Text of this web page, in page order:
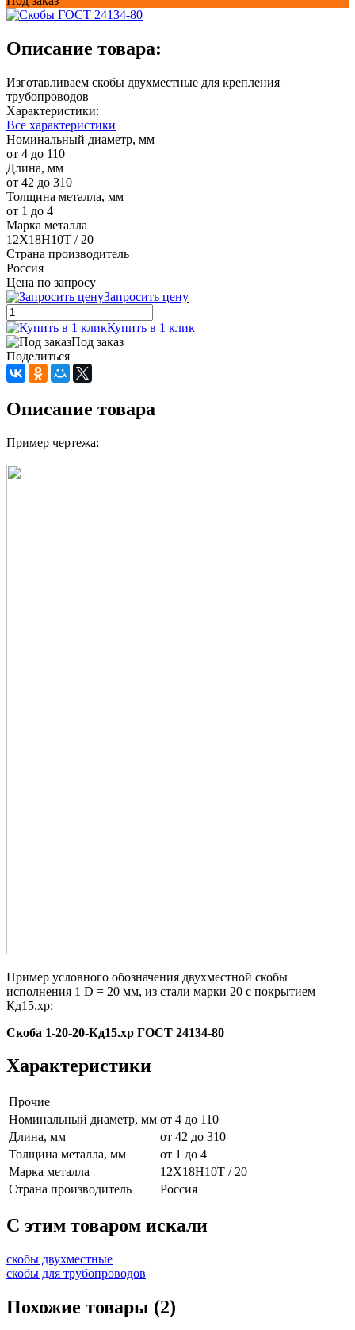
Описание товара:
Изготавливаем скобы двухместные для крепления
трубопроводов
Характеристики:
Все характеристики
Номинальный диаметр, мм
от 4 до 110
Длина, мм
от 42 до 310
Толщина металла, мм
от 1 до 4
Марка металла
12Х18Н10Т / 20
Страна производитель
Россия
Цена по запросу
Запросить цену
Купить в 1 клик
Под заказ
Поделиться
Описание товара
Пример чертежа:
Пример условного обозначения двухместной скобы
исполнения 1 D = 20 мм, из стали марки 20 с покрытием
Кд15.хр:
Скоба 1-20-20-Кд15.хр ГОСТ 24134-80
Характеристики
Прочие
Номинальный диаметр, мм от 4 до 110
Длина, мм
от 42 до 310
Толщина металла, мм
от 1 до 4
Марка металла
12Х18Н10Т / 20
Страна производитель
Россия
C этим товаром искали
скобы двухместные
скобы для трубопроводов
Похожие товары (2)